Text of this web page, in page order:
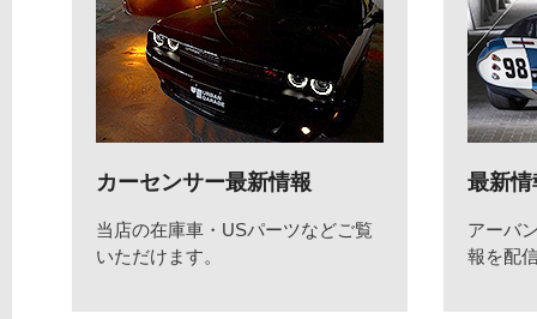
カーセンサー最新情報
当店の在庫車・USパーツなどご覧
いただけます。
最新情
アーバ
報を配